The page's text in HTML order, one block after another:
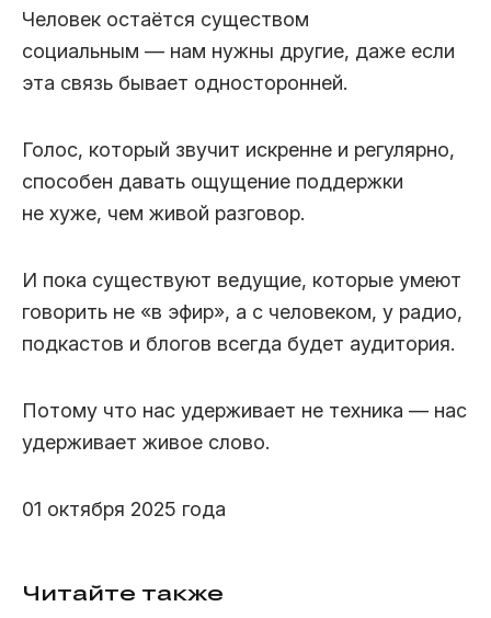
Человек остаётся существом
социальным — нам нужны другие, даже если
эта связь бывает односторонней.
Голос, который звучит искренне и регулярно,
способен давать ощущение поддержки
не хуже, чем живой разговор.
И пока существуют ведущие, которые умеют
говорить не «в эфир», а с человеком, у радио,
подкастов и блогов всегда будет аудитория.
Потому что нас удерживает не техника — нас
удерживает живое слово.
01 октября 2025 года
Читайте также